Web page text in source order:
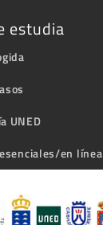
estudia
UNED
en línea